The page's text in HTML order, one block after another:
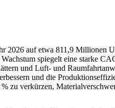
auf etwa 811,9 Millionen
spiegelt eine starke
und Luft- und
und die
zu verkürzen,